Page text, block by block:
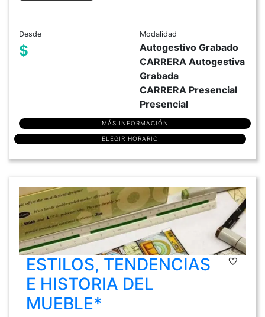
Desde
$
Modalidad
Autogestivo Grabado
CARRERA Autogestiva
Grabada
CARRERA Presencial
Presencial
MÁS INFORMACIÓN
ELEGIR HORARIO
ESTILOS, TENDENCIAS
E HISTORIA DEL
MUEBLE*